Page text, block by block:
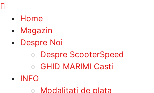
Home
Magazin
Despre Noi
Despre ScooterSpeed
GHID MARIMI Casti
INFO
Modalitati de plata